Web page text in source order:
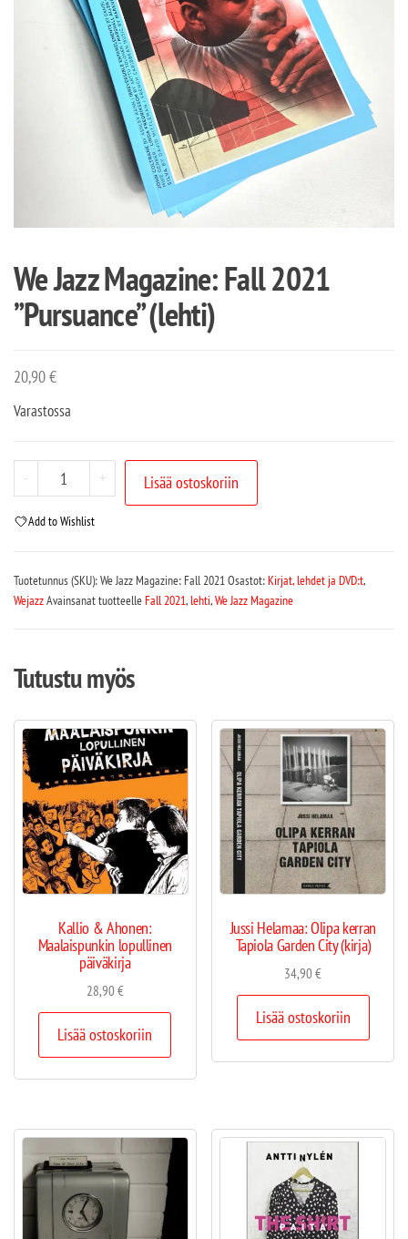
We Jazz Magazine: Fall 2021
”Pursuance” (lehti)
20,90€
Varastossa
- + Lisää ostoskoriin
Add to Wishlist
Tuotetunnus (SKU):We Jazz Magazine: Fall 2021Osastot:Kirjat, lehdet ja DVD:t,
WejazzAvainsanat tuotteelleFall 2021,lehti,We Jazz Magazine
Tutustu myös
Kallio & Ahonen:
Maalaispunkin lopullinen
päiväkirja
28,90€
Lisää ostoskoriin
Jussi Helamaa: Olipa kerran
Tapiola Garden City (kirja)
34,90€
Lisää ostoskoriin